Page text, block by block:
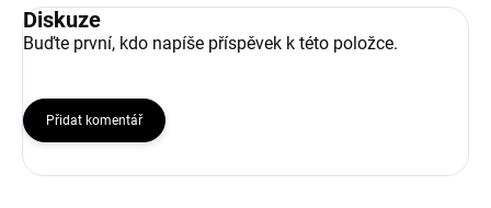
Diskuze
Buďte první, kdo napíše příspěvek k této položce.
Přidat komentář